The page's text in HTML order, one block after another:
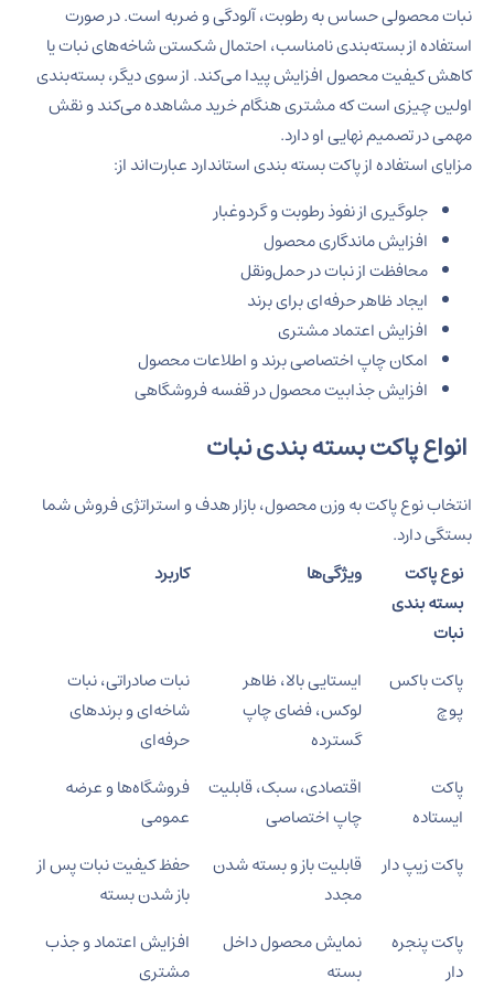
نبات محصولی حساس به رطوبت، آلودگی و ضربه است. در صورت
استفاده از بسته‌بندی نامناسب، احتمال شکستن شاخه‌های نبات یا
کاهش کیفیت محصول افزایش پیدا می‌کند. از سوی دیگر، بسته‌بندی
اولین چیزی است که مشتری هنگام خرید مشاهده می‌کند و نقش
مهمی در تصمیم نهایی او دارد.
مزایای استفاده از پاکت بسته بندی استاندارد عبارت‌اند از:
جلوگیری از نفوذ رطوبت و گردوغبار
افزایش ماندگاری محصول
محافظت از نبات در حمل‌ونقل
ایجاد ظاهر حرفه‌ای برای برند
افزایش اعتماد مشتری
امکان چاپ اختصاصی برند و اطلاعات محصول
افزایش جذابیت محصول در قفسه فروشگاهی
انواع پاکت بسته بندی نبات
انتخاب نوع پاکت به وزن محصول، بازار هدف و استراتژی فروش شما
بستگی دارد.
نوع پاکت
بسته بندی
نبات
ویژگی‌ها کاربرد
پاکت باکس
پوچ
ایستایی بالا، ظاهر
لوکس، فضای چاپ
گسترده
نبات صادراتی، نبات
شاخه‌ای و برندهای
حرفه‌ای
پاکت
ایستاده
اقتصادی، سبک، قابلیت
چاپ اختصاصی
فروشگاه‌ها و عرضه
عمومی
پاکت زیپ دار
قابلیت باز و بسته شدن
مجدد
حفظ کیفیت نبات پس از
باز شدن بسته
پاکت پنجره
دار
نمایش محصول داخل
بسته
افزایش اعتماد و جذب
مشتری